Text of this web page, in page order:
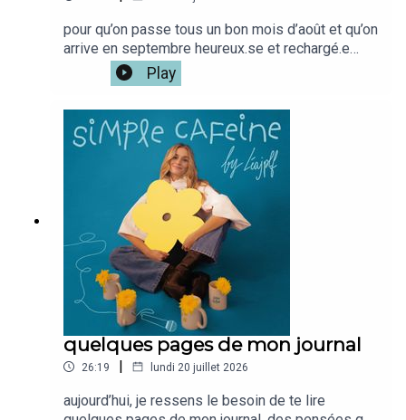
pour qu’on passe tous un bon mois d’août et qu’on
arrive en septembre heureux.se et rechargé.e
⭐️bel été xxxSi tu veux la version vidéo du
podcast c'est iciMon café disponible ici
perso @leajplf ?J'ai hate de te
lire!Bienveillance,S&S,Léa ✨🫶🏻
Play
quelques pages de mon journal
26:19 | lundi 20 juillet 2026
aujourd’hui, je ressens le besoin de te lire